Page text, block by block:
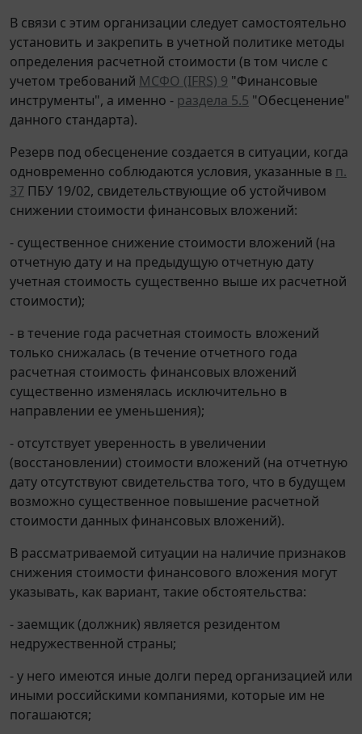
В связи с этим организации следует самостоятельно
установить и закрепить в учетной политике методы
определения расчетной стоимости (в том числе с
учетом требований МСФО (IFRS) 9 "Финансовые
инструменты", а именно - раздела 5.5 "Обесценение"
данного стандарта).
Резерв под обесценение создается в ситуации, когда
одновременно соблюдаются условия, указанные в п.
37 ПБУ 19/02, свидетельствующие об устойчивом
снижении стоимости финансовых вложений:
- существенное снижение стоимости вложений (на
отчетную дату и на предыдущую отчетную дату
учетная стоимость существенно выше их расчетной
стоимости);
- в течение года расчетная стоимость вложений
только снижалась (в течение отчетного года
расчетная стоимость финансовых вложений
существенно изменялась исключительно в
направлении ее уменьшения);
- отсутствует уверенность в увеличении
(восстановлении) стоимости вложений (на отчетную
дату отсутствуют свидетельства того, что в будущем
возможно существенное повышение расчетной
стоимости данных финансовых вложений).
В рассматриваемой ситуации на наличие признаков
снижения стоимости финансового вложения могут
указывать, как вариант, такие обстоятельства:
- заемщик (должник) является резидентом
недружественной страны;
- у него имеются иные долги перед организацией или
иными российскими компаниями, которые им не
погашаются;